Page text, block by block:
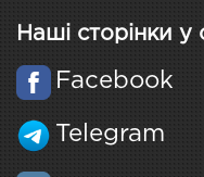
Наші сторінки
Facebook
Telegram